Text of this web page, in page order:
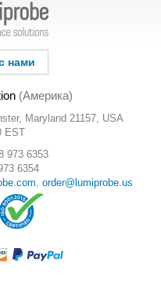
нами
(Америка)
Maryland 21157, USA
EST
973 6353
6354
order@lumiprobe.us